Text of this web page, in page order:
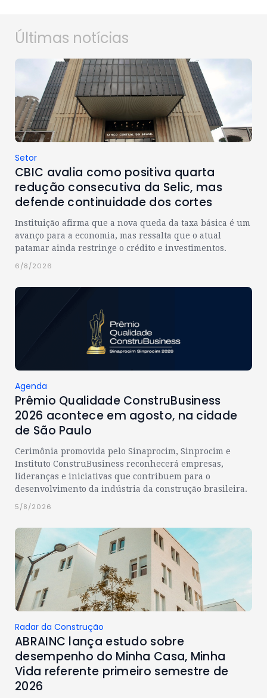
Últimas notícias
Setor
CBIC avalia como positiva quarta
redução consecutiva da Selic, mas
defende continuidade dos cortes
Instituição afirma que a nova queda da taxa básica é um
avanço para a economia, mas ressalta que o atual
patamar ainda restringe o crédito e investimentos.
6/8/2026
Agenda
Prêmio Qualidade ConstruBusiness
2026 acontece em agosto, na cidade
de São Paulo
Cerimônia promovida pelo Sinaprocim, Sinprocim e
Instituto ConstruBusiness reconhecerá empresas,
lideranças e iniciativas que contribuem para o
desenvolvimento da indústria da construção brasileira.
5/8/2026
Radar da Construção
ABRAINC lança estudo sobre
desempenho do Minha Casa, Minha
Vida referente primeiro semestre de
2026